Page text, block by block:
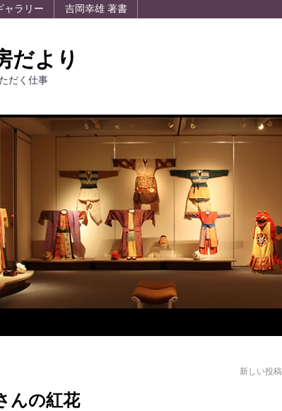
ャラリー 吉岡幸雄 著書
だより
だく仕事
新しい投稿
んの紅花